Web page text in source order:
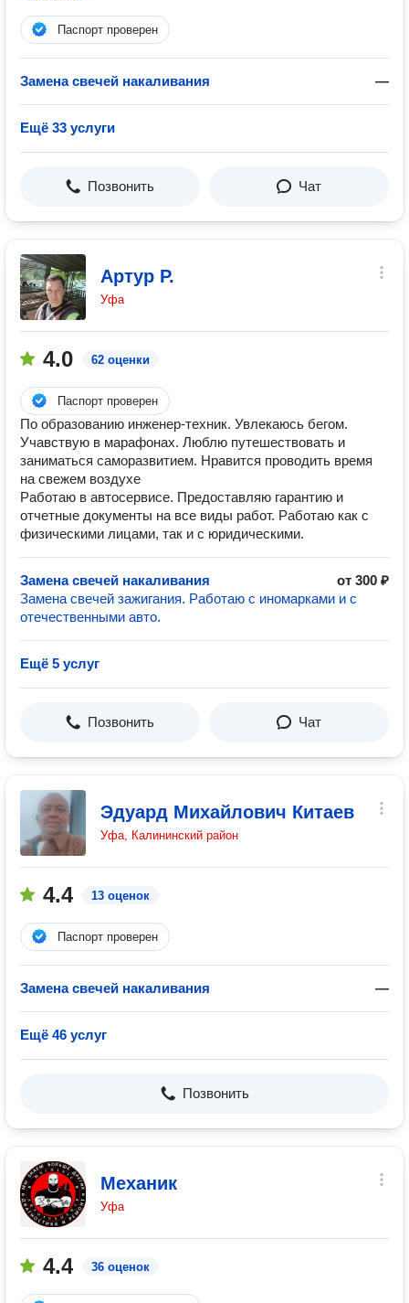
Паспорт проверен
Замена свечей накаливания —
Ещё 33 услуги
Позвонить Чат
Артур Р.
Уфа
4.0 62 оценки
Паспорт проверен
По образованию инженер-техник. Увлекаюсь бегом.
Учавствую в марафонах. Люблю путешествовать и
заниматься саморазвитием. Нравится проводить время
на свежем воздухе
Работаю в автосервисе. Предоставляю гарантию и
отчетные документы на все виды работ. Работаю как с
физическими лицами, так и с юридическими.
Замена свечей накаливания
от 300 ₽
Замена свечей зажигания. Работаю с иномарками и с
отечественными авто.
Ещё 5 услуг
Позвонить Чат
Эдуард Михайлович Китаев
Уфа, Калининский район
4.4 13 оценок
Паспорт проверен
Замена свечей накаливания —
Ещё 46 услуг
Позвонить
Механик
Уфа
4.4 36 оценок